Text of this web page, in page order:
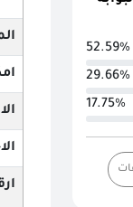
52.59%
29.66%
17.75%